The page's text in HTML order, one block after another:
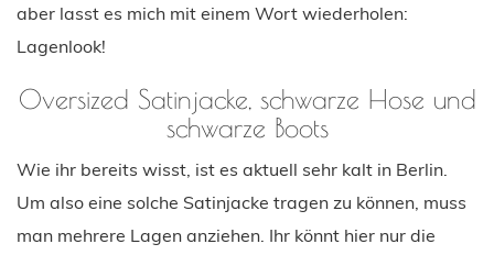
aber lasst es mich mit einem Wort wiederholen:
Lagenlook!
Oversized Satinjacke, schwarze Hose und
schwarze Boots
Wie ihr bereits wisst, ist es aktuell sehr kalt in Berlin.
Um also eine solche Satinjacke tragen zu können, muss
man mehrere Lagen anziehen. Ihr könnt hier nur die